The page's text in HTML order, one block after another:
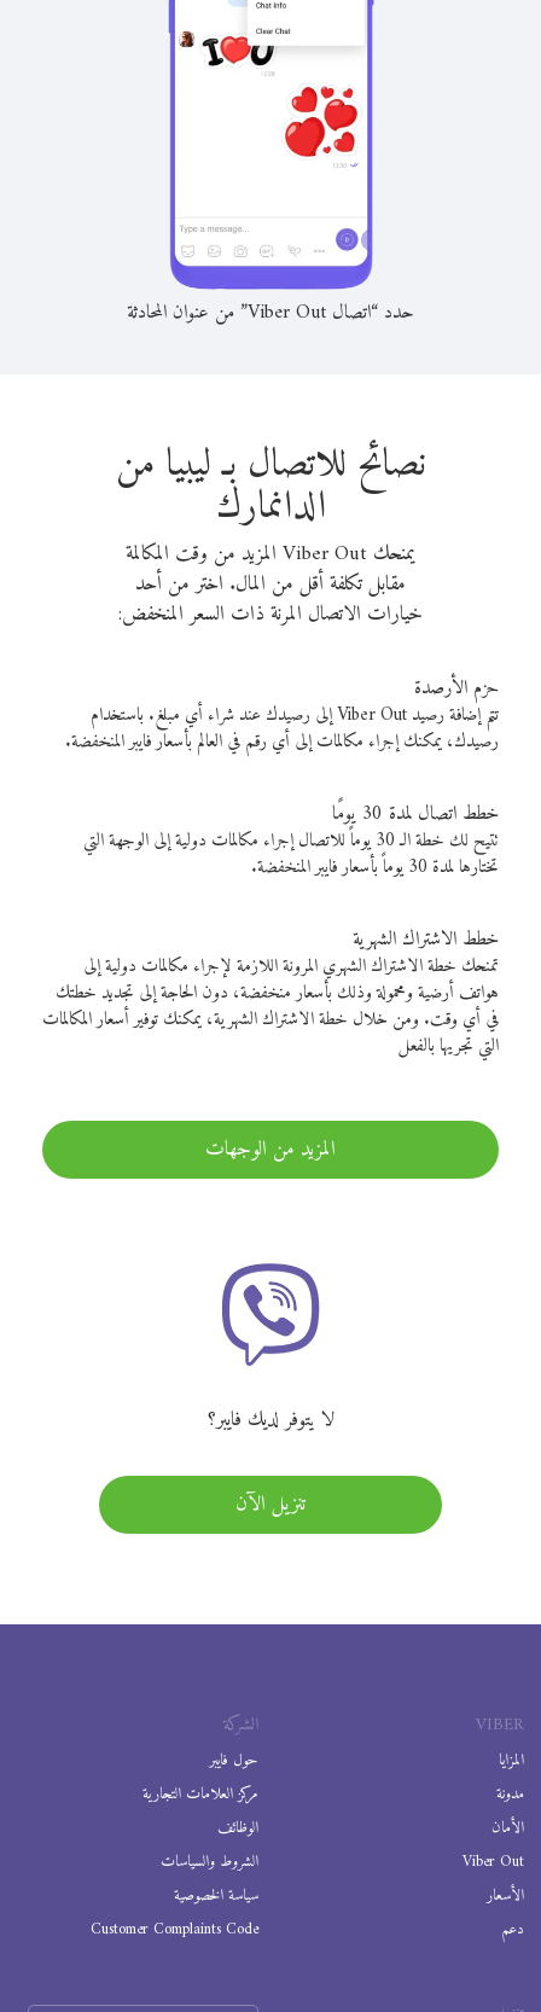
حدد “اتصال Viber Out” من عنوان المحادثة
نصائح للاتصال بـ ليبيا من
الدانمارك
يمنحك Viber Out المزيد من وقت المكالمة
مقابل تكلفة أقل من المال. اختر من أحد
خيارات الاتصال المرنة ذات السعر المنخفض:
حزم الأرصدة
تتم إضافة رصيد Viber Out إلى رصيدك عند شراء أي مبلغ. باستخدام
رصيدك، يمكنك إجراء مكالمات إلى أي رقم في العالم بأسعار فايبر المنخفضة.
خطط اتصال لمدة 30 يومًا
تتيح لك خطة الـ 30 يوماً للاتصال إجراء مكالمات دولية إلى الوجهة التي
تختارها لمدة 30 يوماً بأسعار فايبر المنخفضة.
خطط الاشتراك الشهرية
تمنحك خطة الاشتراك الشهري المرونة اللازمة لإجراء مكالمات دولية إلى
هواتف أرضية ومحمولة وذلك بأسعار منخفضة، دون الحاجة إلى تجديد خطتك
في أي وقت. ومن خلال خطة الاشتراك الشهرية، يمكنك توفير أسعار المكالمات
التي تجريها بالفعل
المزيد من الوجهات
لا يتوفر لديك فايبر؟
تنزيل الآن
VIBER
المزايا
مدونة
الأمان
Viber Out
الأسعار
دعم
الشركة
حول فايبر
مركز العلامات التجارية
الوظائف
الشروط والسياسات
سياسة الخصوصية
Customer Complaints Code